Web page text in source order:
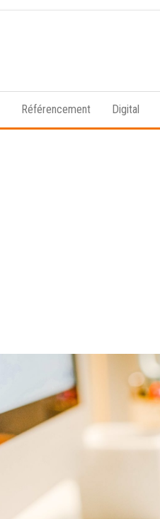
Référencement Digital